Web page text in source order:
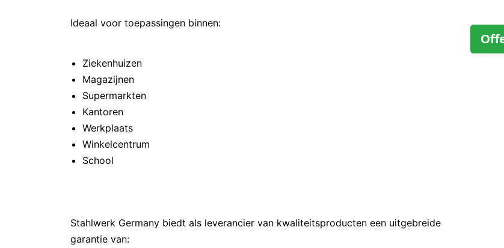
Ideaal voor toepassingen binnen:
Ziekenhuizen
Magazijnen
Supermarkten
Kantoren
Werkplaats
Winkelcentrum
School
Stahlwerk Germany biedt als leverancier van kwaliteitsproducten een uitgebreide
garantie van: